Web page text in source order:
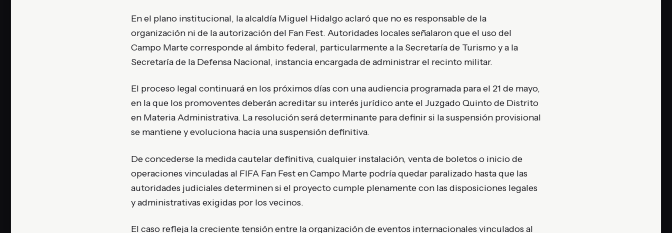
En el plano institucional, la alcaldía Miguel Hidalgoaclaró que no es responsable de la
organización ni de la autorización del Fan Fest. Autoridades locales señalaron que el uso del
Campo Marte corresponde al ámbito federal, particularmente a la Secretaría de Turismo y a la
Secretaría de la Defensa Nacional, instancia encargada de administrar el recinto militar.
El proceso legal continuará en los próximos días con una audiencia programada para el 21 de mayo,
en la que los promoventes deberán acreditar su interés jurídico ante el Juzgado Quinto de Distrito
en Materia Administrativa. La resolución será determinante para definir si la suspensión provisional
se mantiene y evoluciona hacia una suspensión definitiva.
De concederse la medida cautelar definitiva, cualquier instalación, venta de boletos o inicio de
operaciones vinculadas al FIFA Fan Fest en Campo Marte podría quedar paralizado hasta que las
autoridades judiciales determinen si el proyecto cumple plenamente con las disposiciones legales
y administrativas exigidas por los vecinos.
El caso refleja la creciente tensión entre la organización de eventos internacionales vinculados al